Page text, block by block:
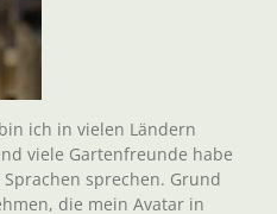
ich in vielen Ländern
viele Gartenfreunde habe
sprechen. Grund
die mein Avatar in